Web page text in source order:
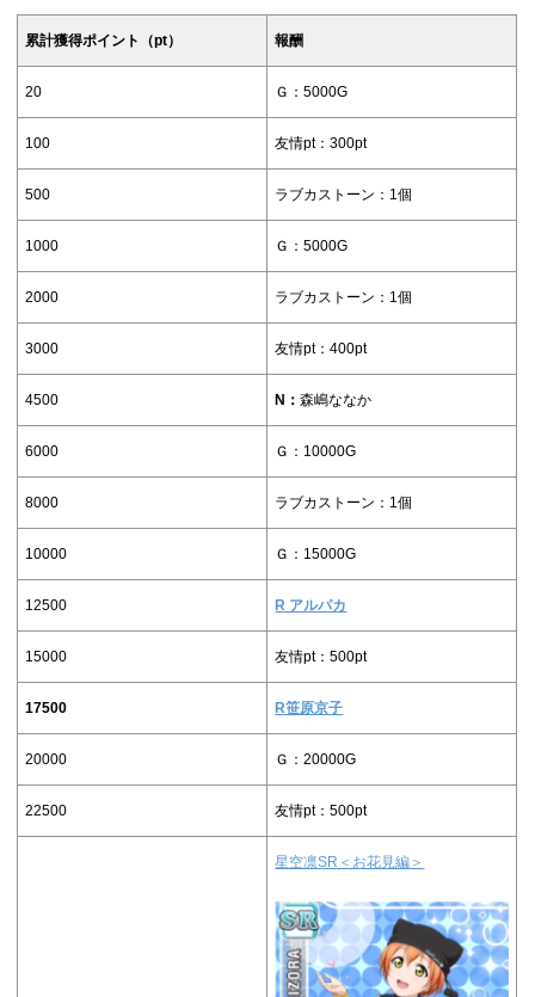
累計獲得ポイント（pt） 報酬
20 Ｇ：5000G
100 友情pt：300pt
500 ラブカストーン：1個
1000 Ｇ：5000G
2000 ラブカストーン：1個
3000 友情pt：400pt
4500 N：森嶋ななか
6000 Ｇ：10000G
8000 ラブカストーン：1個
10000 Ｇ：15000G
12500 R アルパカ
15000 友情pt：500pt
17500 R笹原京子
20000 Ｇ：20000G
22500 友情pt：500pt
星空凛SR＜お花見編＞